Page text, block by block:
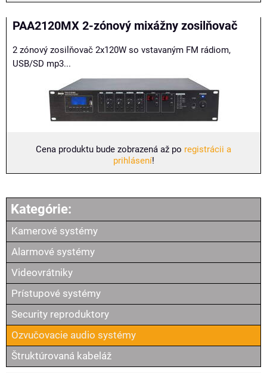
PAA2120MX 2-zónový mixážny zosilňovač
2 zónový zosilňovač 2x120W so vstavaným FM rádiom,
USB/SD mp3...
Cena produktu bude zobrazená až po registrácii a
prihlásení!
Kamerové systémy
Alarmové systémy
Videovrátniky
Prístupové systémy
Security reproduktory
Ozvučovacie audio systémy
Štruktúrovaná kabeláž